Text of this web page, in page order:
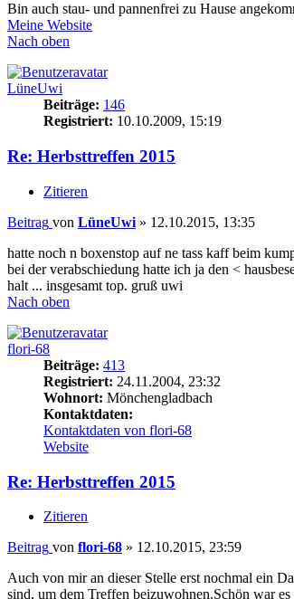
Bin auch stau- und pannenfrei zu Hause
Meine Website
Nach oben
LüneUwi
Beiträge: 146
Registriert: 10.10.2009, 15:19
Re: Herbsttreffen 2015
Zitieren
Beitrag von LüneUwi » 12.10.2015, 13:35
hatte noch n boxenstop auf ne tass kaff beim
bei der verabschiedung hatte ich ja den <
halt ... insgesamt top. gruß uwi
Nach oben
flori-68
Beiträge: 413
Registriert: 24.11.2004, 23:32
Wohnort: Mönchengladbach
Kontaktdaten:
Kontaktdaten von flori-68
Website
Re: Herbsttreffen 2015
Zitieren
Beitrag von flori-68 » 12.10.2015, 23:59
Auch von mir an dieser Stelle erst nochmal ein
sind, um dem Treffen beizuwohnen.Schön war